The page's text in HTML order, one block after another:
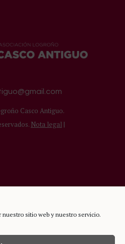
sitio web y nuestro servicio.
Casco Antiguo.
Nota legal |